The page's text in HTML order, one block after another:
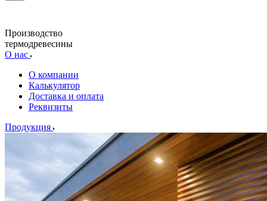
Производство
термодревесины
О нас
О компании
Калькулятор
Доставка и оплата
Реквизиты
Продукция